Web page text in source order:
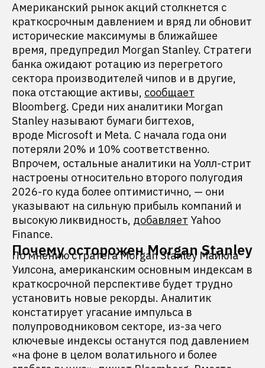
Американский рынок акций столкнется с
краткосрочным давлением и вряд ли обновит
исторические максимумы в ближайшее
время, предупредил Morgan Stanley. Cтратеги
банка ожидают ротацию из перегретого
сектора производителей чипов и в другие,
пока отстающие активы, сообщает
Bloomberg. Среди них аналитики Morgan
Stanley называют бумаги бигтехов,
вроде Microsoft и Meta. С начала года они
потеряли 20% и 10% соответственно.
Впрочем, остальные аналитики на Уолл-стрит
настроены относительно второго полугодия
2026-го куда более оптимистично, — они
указывают на сильную прибыль компаний и
высокую ликвидность, добавляет Yahoo
Finance.
Почему осторожен Morgan Stanley
По мнению стратега Morgan Stanley Майкла
Уилсона, американским основным индексам в
краткосрочной перспективе будет трудно
установить новые рекорды. Аналитик
констатирует угасание импульса в
полупроводниковом секторе, из-за чего
ключевые индексы останутся под давлением
«на фоне в целом волатильного и более